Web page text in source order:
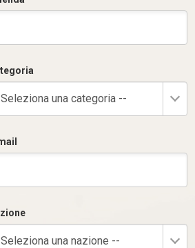
una categoria --
una nazione --